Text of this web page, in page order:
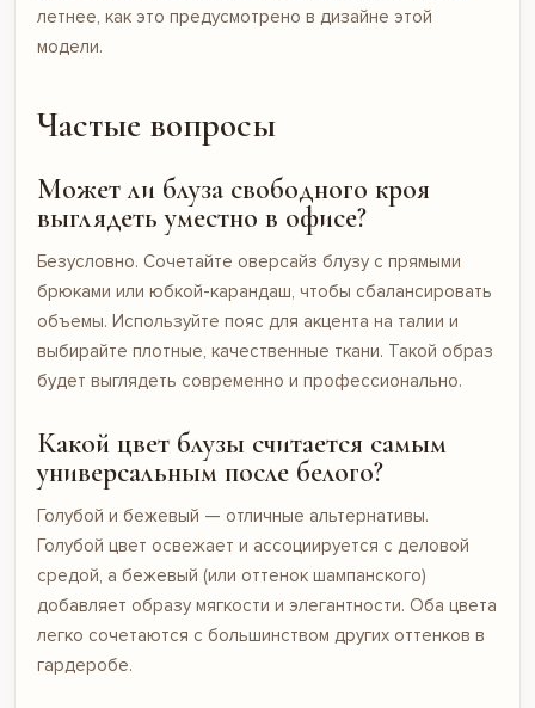
летнее, как это предусмотрено в дизайне этой
модели.
Частые вопросы
Может ли блуза свободного кроя
выглядеть уместно в офисе?
Безусловно. Сочетайте оверсайз блузу с прямыми
брюками или юбкой-карандаш, чтобы сбалансировать
объемы. Используйте пояс для акцента на талии и
выбирайте плотные, качественные ткани. Такой образ
будет выглядеть современно и профессионально.
Какой цвет блузы считается самым
универсальным после белого?
Голубой и бежевый — отличные альтернативы.
Голубой цвет освежает и ассоциируется с деловой
средой, а бежевый (или оттенок шампанского)
добавляет образу мягкости и элегантности. Оба цвета
легко сочетаются с большинством других оттенков в
гардеробе.